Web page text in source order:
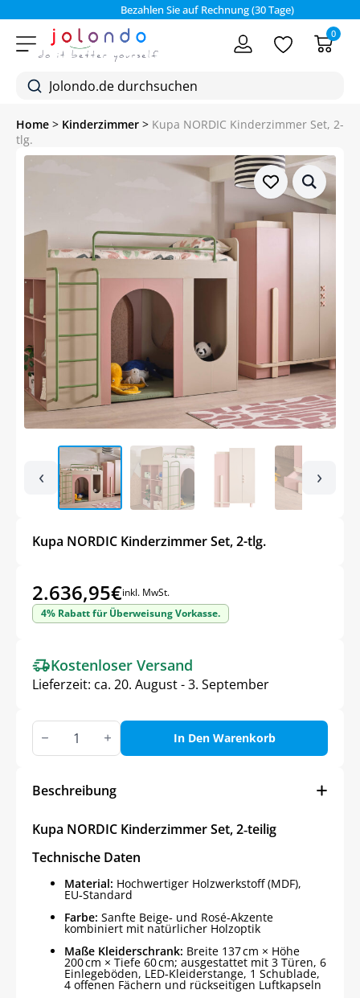
Bezahlen Sie auf Rechnung (30 Tage)
0
Home > Kinderzimmer > Kupa NORDIC Kinderzimmer Set, 2-
tlg.
‹ ›
Kupa NORDIC Kinderzimmer Set, 2-tlg.
2.636,95€inkl. MwSt.
4% Rabatt für Überweisung Vorkasse.
Kostenloser Versand
Lieferzeit: ca. 20. August - 3. September
Kupa
NORDIC
Kinderzimmer
tlg.
In Den Warenkorb
Beschreibung
Kupa NORDIC Kinderzimmer Set, 2‑teilig
Technische Daten
Material: Hochwertiger Holzwerkstoff (MDF),
EU‑Standard
Farbe: Sanfte Beige‑ und Rosé‑Akzente
kombiniert mit natürlicher Holzoptik
Maße Kleiderschrank: Breite 137 cm × Höhe
200 cm × Tiefe 60 cm; ausgestattet mit 3 Türen, 6
Einlegeböden, LED‑Kleiderstange, 1 Schublade,
4 offenen Fächern und rückseitigen Luftkapseln